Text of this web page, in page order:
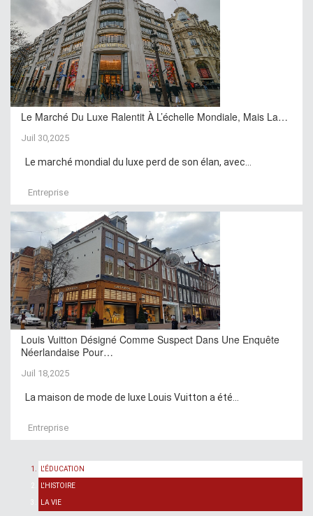
Le Marché Du Luxe Ralentit À L’échelle Mondiale, Mais La…
Juil 30,2025
Le marché mondial du luxe perd de son élan, avec...
Entreprise
Louis Vuitton Désigné Comme Suspect Dans Une Enquête
Néerlandaise Pour…
Juil 18,2025
La maison de mode de luxe Louis Vuitton a été...
Entreprise
L'ÉDUCATION
L'HISTOIRE
LA VIE